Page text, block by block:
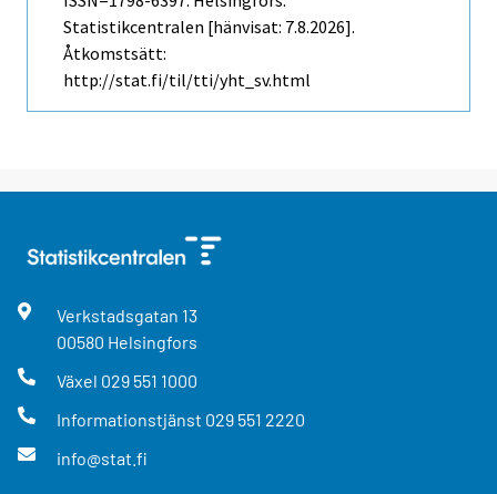
Statistikcentralen [hänvisat: 7.8.2026].
Åtkomstsätt:
http://stat.fi/til/tti/yht_sv.html
Verkstadsgatan 13
00580 Helsingfors
Växel 029 551 1000
Informationstjänst 029 551 2220
info@stat.fi